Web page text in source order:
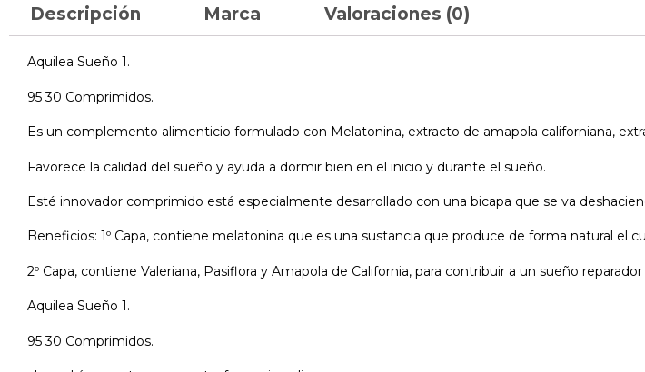
Descripción Marca Valoraciones (0)
Aquilea Sueño 1.
95 30 Comprimidos.
Es un complemento alimenticio formulado con Melatonina, extracto de amapola californiana,
Favorece la calidad del sueño y ayuda a dormir bien en el inicio y durante el sueño.
Esté innovador comprimido está especialmente desarrollado con una bicapa que se va
Beneficios: 1º Capa, contiene melatonina que es una sustancia que produce de forma natural el
2º Capa, contiene Valeriana, Pasiflora y Amapola de California, para contribuir a un sueño
Aquilea Sueño 1.
95 30 Comprimidos.